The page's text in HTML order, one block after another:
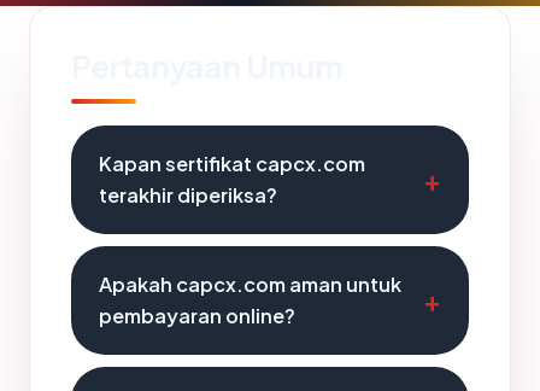
Kapan sertifikat capcx.com
terakhir diperiksa?
Apakah capcx.com aman untuk
pembayaran online?